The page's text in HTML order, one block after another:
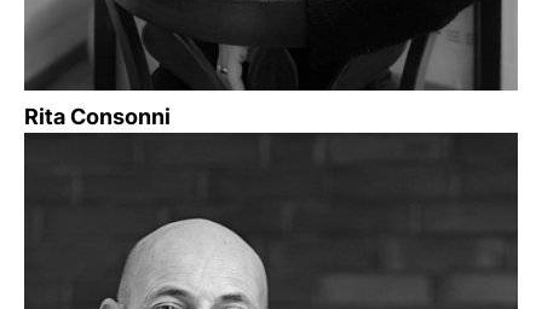
Rita Consonni